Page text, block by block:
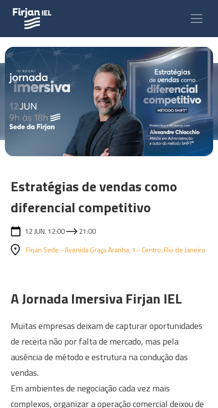
Estratégias de vendas como
diferencial competitivo
12 JUN. 12:00
21:00
Firjan Sede - Avenida Graça Aranha, 1 - Centro, Rio de Janeiro
A Jornada Imersiva Firjan IEL
Muitas empresas deixam de capturar oportunidades
de receita não por falta de mercado, mas pela
ausência de método e estrutura na condução das
vendas.
Em ambientes de negociação cada vez mais
complexos, organizar a operação comercial deixou de